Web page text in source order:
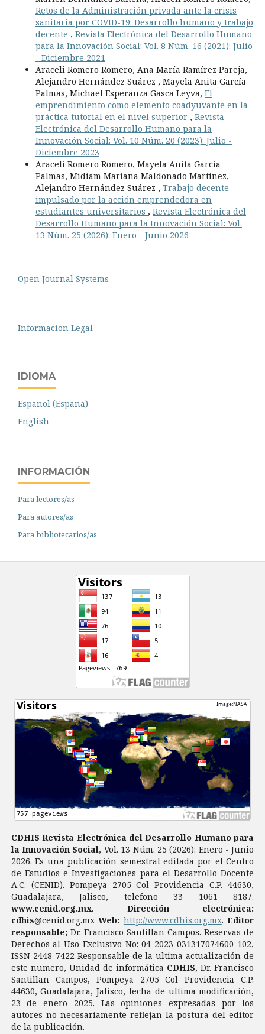
Retos de la Administración privada ante la crisis
sanitaria por COVID-19: Desarrollo humano y trabajo
decente , Revista Electrónica del Desarrollo Humano
para la Innovación Social: Vol. 8 Núm. 16 (2021): Julio
- Diciembre 2021
Araceli Romero Romero, Ana María Ramírez Pareja,
Alejandro Hernández Suárez , Mayela Anita García
Palmas, Michael Esperanza Gasca Leyva, El
emprendimiento como elemento coadyuvante en la
práctica tutorial en el nivel superior , Revista
Electrónica del Desarrollo Humano para la
Innovación Social: Vol. 10 Núm. 20 (2023): Julio -
Diciembre 2023
Araceli Romero Romero, Mayela Anita García
Palmas, Midiam Mariana Maldonado Martínez,
Alejandro Hernández Suárez , Trabajo decente
impulsado por la acción emprendedora en
estudiantes universitarios , Revista Electrónica del
Desarrollo Humano para la Innovación Social: Vol.
13 Núm. 25 (2026): Enero - Junio 2026
Open Journal Systems
Informacion Legal
IDIOMA
Español (España)
English
INFORMACIÓN
Para lectores/as
Para autores/as
Para bibliotecarios/as
CDHIS Revista Electrónica del Desarrollo Humano para
la Innovación Social, Vol. 13 Núm. 25 (2026): Enero - Junio
2026. Es una publicación semestral editada por el Centro
de Estudios e Investigaciones para el Desarrollo Docente
A.C. (CENID). Pompeya 2705 Col Providencia C.P. 44630,
Guadalajara, Jalisco, telefono 33 1061 8187.
www.cenid.org.mx. Dirección electrónica:
cdhis@cenid.org.mxWeb: http://www.cdhis.org.mx. Editor
responsable;Dr. Francisco Santillan Campos. Reservas de
Derechos al Uso Exclusivo No: 04-2023-031317074600-102,
ISSN 2448-7422 Responsable de la ultima actualización de
este numero, Unidad de informática CDHIS, Dr. Francisco
Santillan Campos, Pompeya 2705 Col Providencia C.P.
44630, Guadalajara, Jalisco, fecha de ultima modificación,
23 de enero 2025. Las opiniones expresadas por los
autores no necesariamente reflejan la postura del editor
de la publicación.